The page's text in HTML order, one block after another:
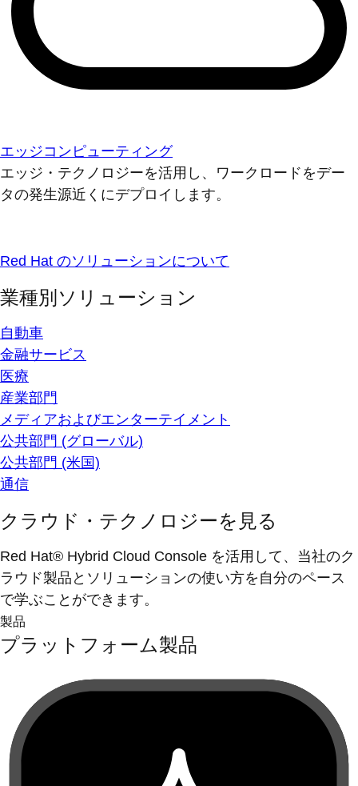
エッジコンピューティング
エッジ・テクノロジーを活用し、ワークロードをデー
タの発生源近くにデプロイします。
Red Hat のソリューションについて
業種別ソリューション
自動車
金融サービス
医療
産業部門
メディアおよびエンターテイメント
公共部門 (グローバル)
公共部門 (米国)
通信
クラウド・テクノロジーを見る
Red Hat® Hybrid Cloud Console を活用して、当社のク
ラウド製品とソリューションの使い方を自分のペース
で学ぶことができます。
製品
プラットフォーム製品